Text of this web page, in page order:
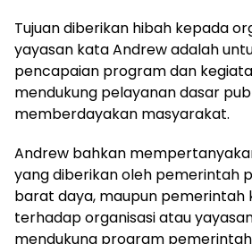
Tujuan diberikan hibah kepada
yayasan kata Andrew adalah
pencapaian program dan
mendukung pelayanan dasar
memberdayakan masyarakat.
Andrew bahkan
yang diberikan oleh pemerintah
barat daya, maupun pemerintah
terhadap organisasi atau
mendukung program